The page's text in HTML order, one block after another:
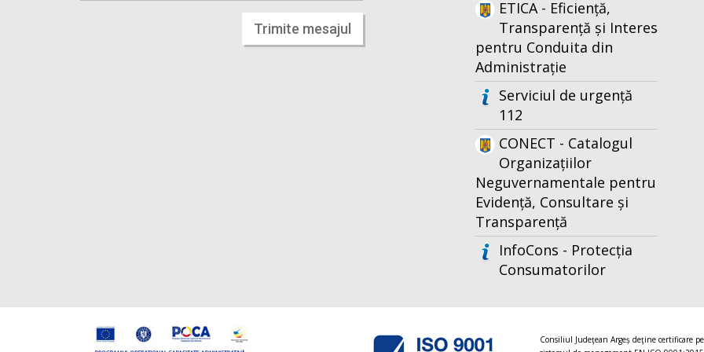
Trimite mesajul
ETICA - Eficiență,
Transparență și Interes
pentru Conduita din
Administrație
Serviciul de urgență
112
CONECT - Catalogul
Organizațiilor
Neguvernamentale pentru
Evidență, Consultare și
Transparență
InfoCons - Protecția
Consumatorilor
Consiliul Judeţean Argeș deţine certificare